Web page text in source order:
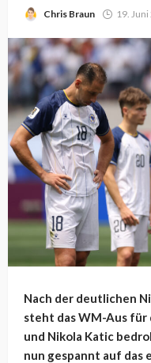
Chris Braun 19.
Nach der deutlichen
steht das WM-Aus für
und Nikola Katic
nun gespannt auf das